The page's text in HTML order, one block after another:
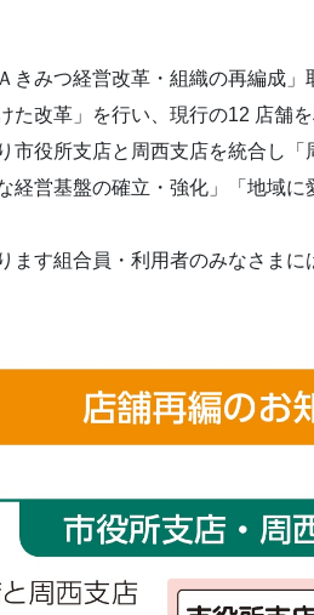
みつ経営改革・組織の再編成」
た改革」を行い、現行の12 店舗
市役所支店と周西支店を統合し「
営基盤の確立・強化」「地域に
す組合員・利用者のみなさまに